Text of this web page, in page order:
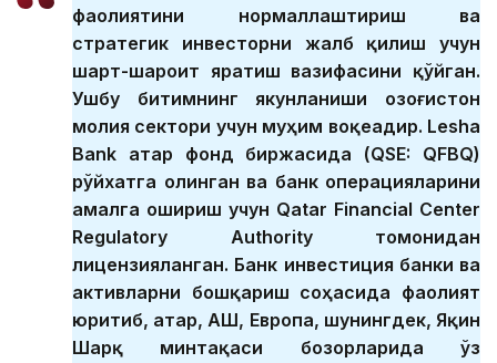
фаолиятини нормаллаштириш ва
стратегик инвесторни жалб қилиш учун
шарт-шароит яратиш вазифасини қўйган.
Ушбу битимнинг якунланиши Қозоғистон
молия сектори учун муҳим воқеадир. Lesha
Bank Қатар фонд биржасида (QSE: QFBQ)
рўйхатга олинган ва банк операцияларини
амалга ошириш учун Qatar Financial Center
Regulatory Authority томонидан
лицензияланган. Банк инвестиция банки ва
активларни бошқариш соҳасида фаолият
юритиб, Қатар, АҚШ, Европа, шунингдек, Яқин
Шарқ минтақаси бозорларида ўз